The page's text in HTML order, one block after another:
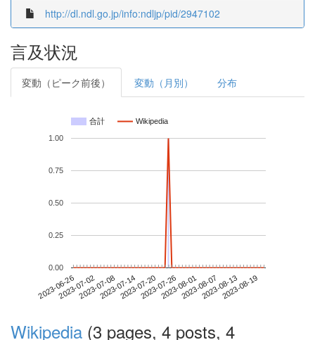
http://dl.ndl.go.jp/info:ndljp/pid/2947102
言及状況
変動（ピーク前後） 変動（月別） 分布
合計 Wikipedia
2023-06-262023-07-022023-07-082023-07-142023-07-202023-07-262023-08-012023-08-072023-08-132023-08-19
0.00
0.25
0.50
0.75
1.00
Wikipedia (3 pages, 4 posts, 4